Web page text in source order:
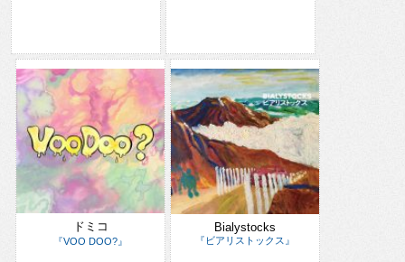
ドミコ
『VOO DOO?』
Bialystocks
『ビアリストックス』